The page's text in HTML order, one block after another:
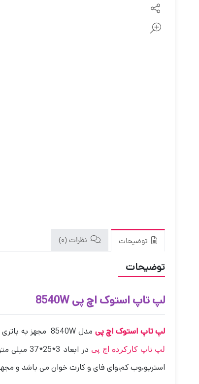
توضیحات نظرات (0)
توضیحات
لپ تاپ استوک اچ پی 8540W
لپ تاپ استوک اچ پی مدل 8540W مجهز به باتری 6 سلولی است و دارای صفحه نمایش 15.6 اینچی با کیفیت تصویر فول اچ دی بوده و از رزولوشن 1600*900 پیکسل برخوردار می باشد.
لپ تاپ کارکرده اچ پی
استریو،وب کم،وای فای و کارت خوان می باشد و مجهز به حافظه